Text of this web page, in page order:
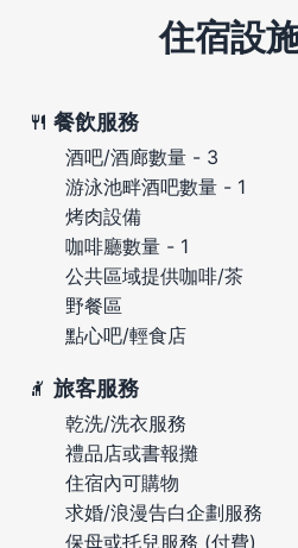
住宿設
餐飲服務
酒吧/酒廊數量 - 3
游泳池畔酒吧數量 - 1
烤肉設備
咖啡廳數量 - 1
公共區域提供咖啡/茶
野餐區
點心吧/輕食店
旅客服務
乾洗/洗衣服務
禮品店或書報攤
住宿內可購物
求婚/浪漫告白企劃服務
保母或托兒服務 (付費)